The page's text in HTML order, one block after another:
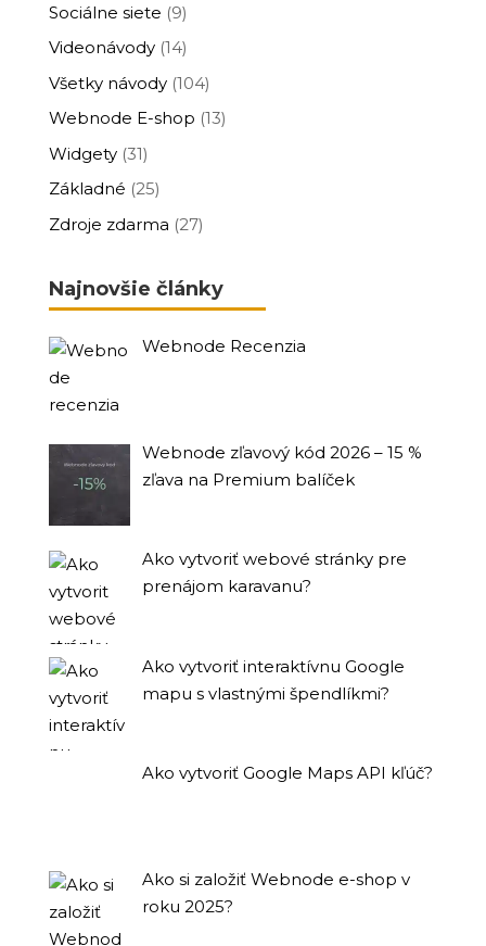
Sociálne siete (9)
Videonávody(14)
Všetky návody(104)
Webnode E-shop (13)
Widgety(31)
Základné (25)
Zdroje zdarma (27)
Najnovšie články
Webnode Recenzia
Webnode zľavový kód 2026 – 15 %
zľava na Premium balíček
Ako vytvoriť webové stránky pre
prenájom karavanu?
Ako vytvoriť interaktívnu Google
mapu s vlastnými špendlíkmi?
Ako vytvoriť Google Maps API kľúč?
Ako si založiť Webnode e-shop v
roku 2025?